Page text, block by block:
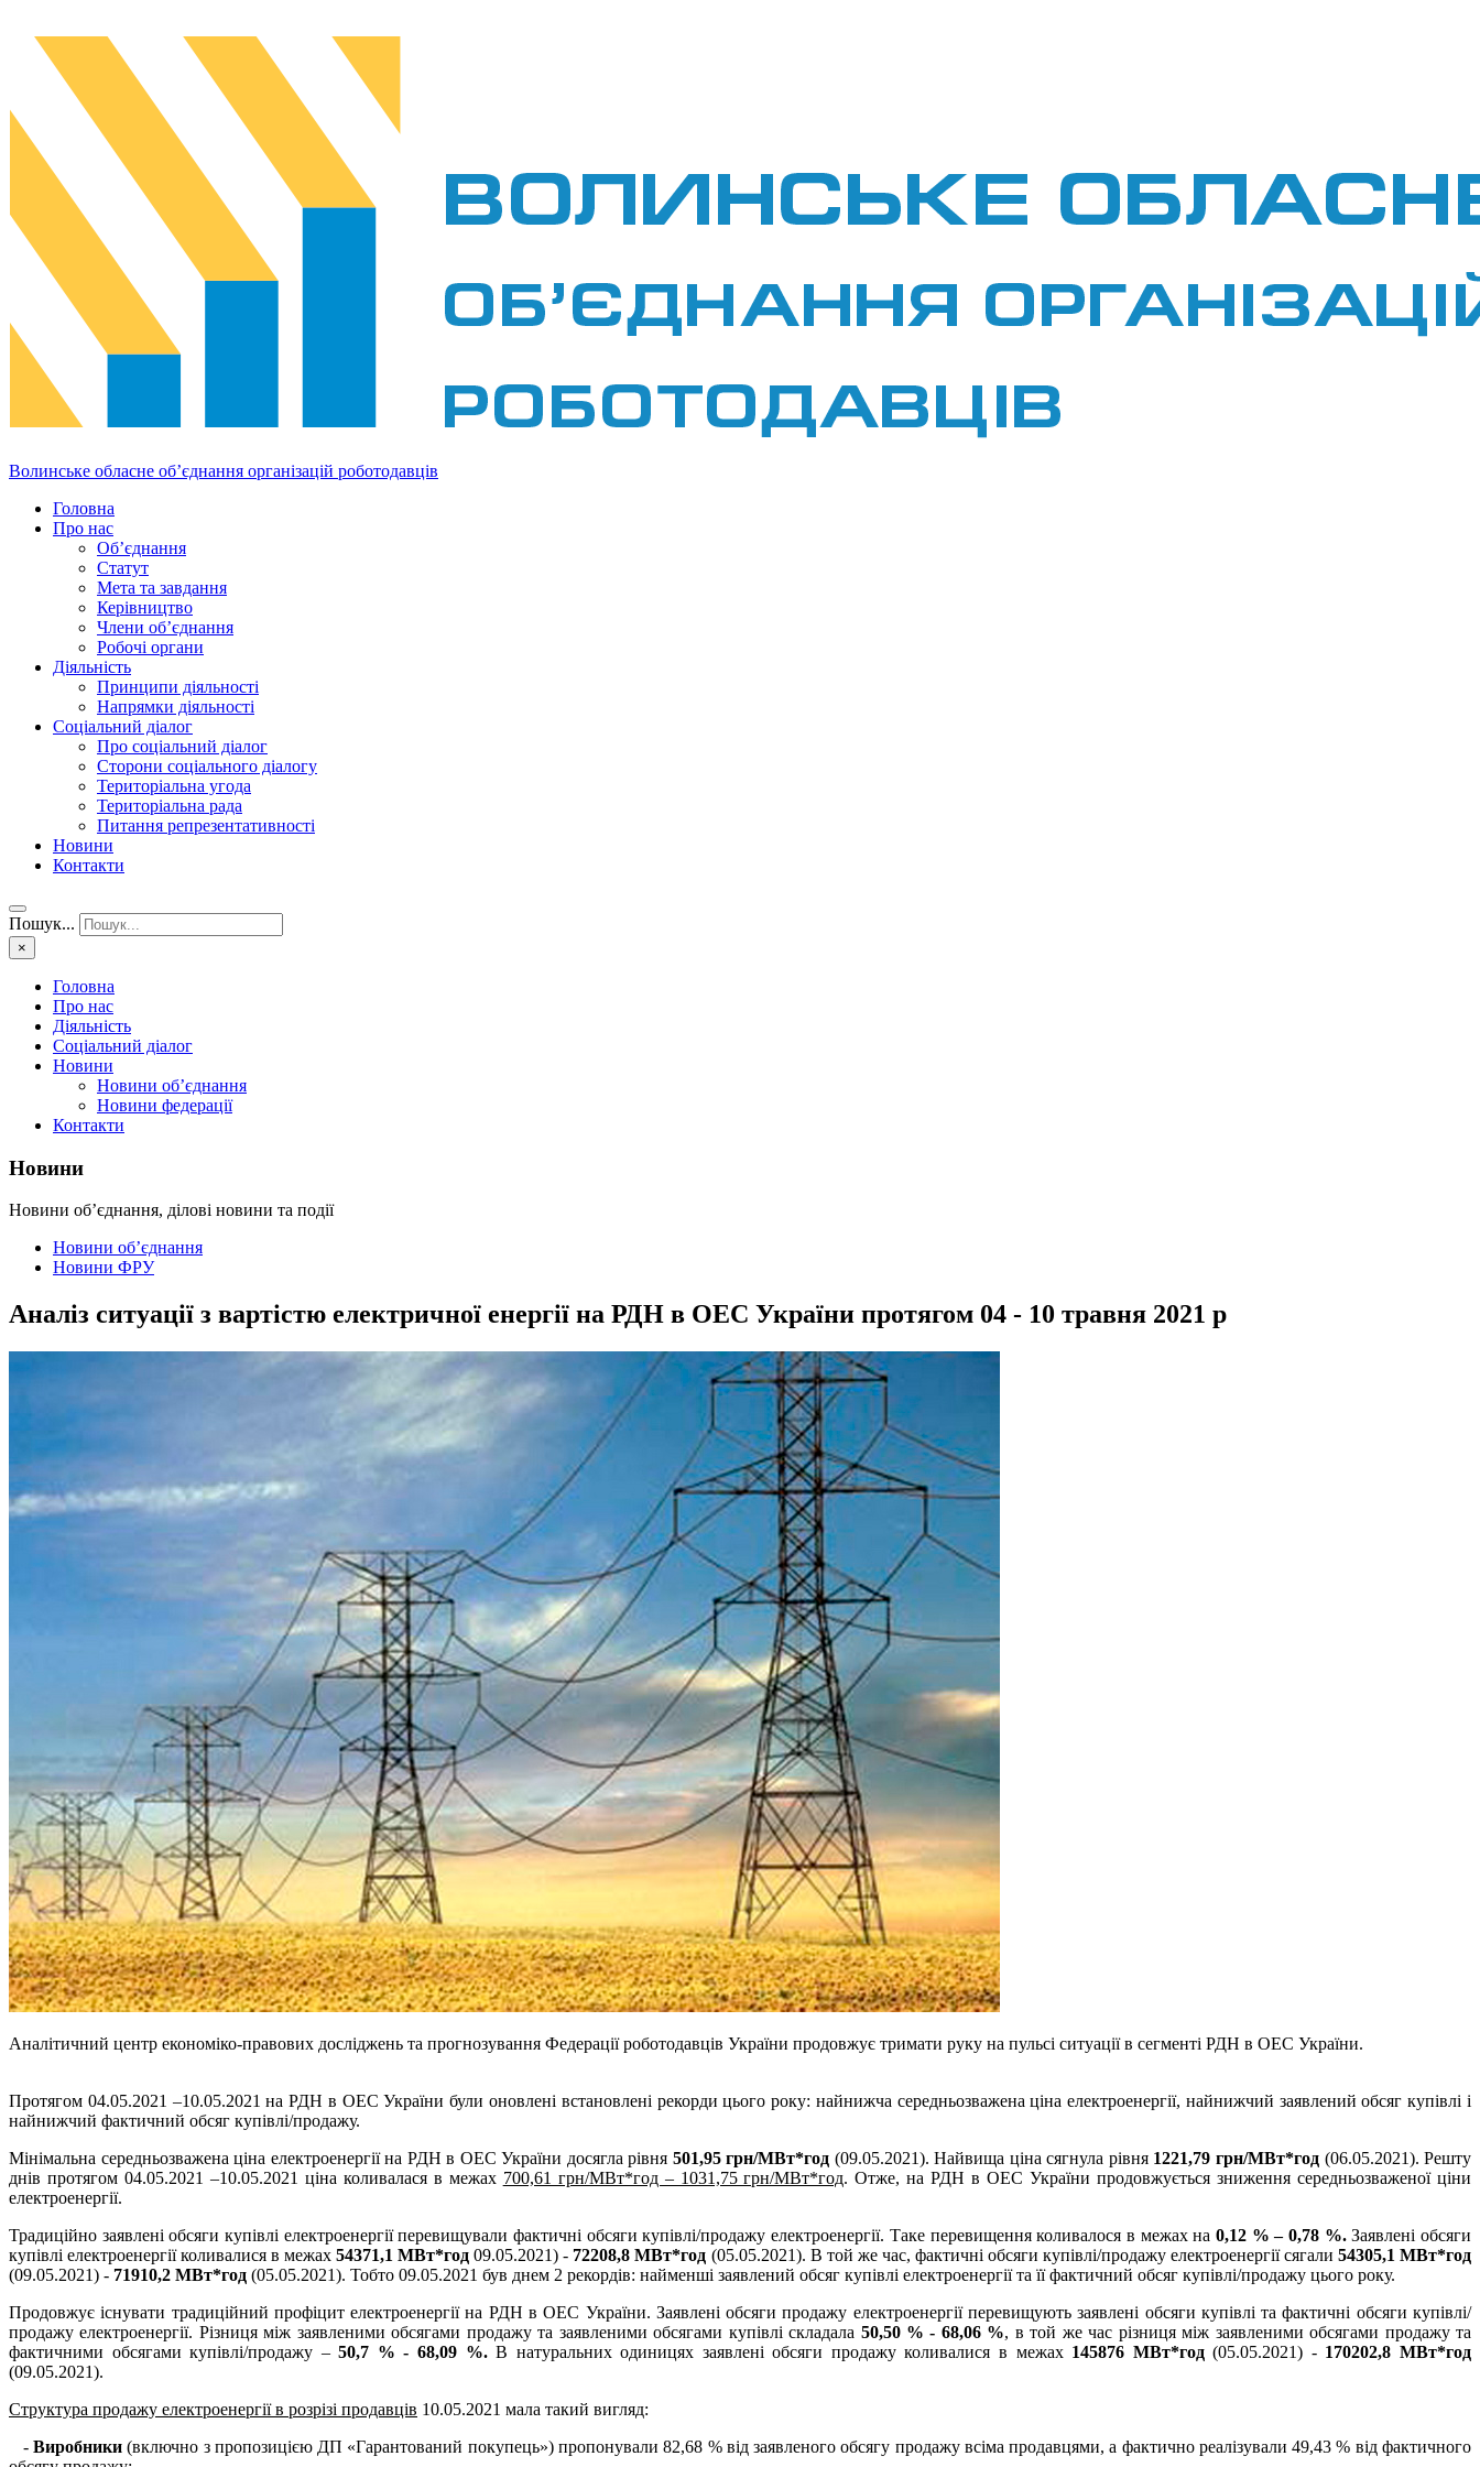
Волинське обласне об’єднання організацій роботодавців
Головна
Про нас
Об’єднання
Статут
Мета та завдання
Керівництво
Члени об’єднання
Робочі органи
Діяльність
Принципи діяльності
Напрямки діяльності
Соціальний діалог
Про соціальний діалог
Сторони соціального діалогу
Територіальна угода
Територіальна рада
Питання репрезентативності
Новини
Контакти
Пошук...
×
Головна
Про нас
Діяльність
Соціальний діалог
Новини
Новини об’єднання
Новини федерації
Контакти
Новини
Новини об’єднання, ділові новини та події
Новини об’єднання
Новини ФРУ
Аналіз ситуації з вартістю електричної енергії на РДН в ОЕС України протягом 04 - 10 травня 2021 р
Аналітичний центр економіко-правових досліджень та прогнозування Федерації роботодавців України продовжує тримати руку на пульсі ситуації в сегменті РДН в ОЕС України.
Протягом 04.05.2021 –10.05.2021 на РДН в ОЕС України були оновлені встановлені рекорди цього року: найнижча середньозважена ціна електроенергії, найнижчий заявлений обсяг купівлі і
найнижчий фактичний обсяг купівлі/продажу.
Мінімальна середньозважена ціна електроенергії на РДН в ОЕС України досягла рівня 501,95 грн/МВт*год (09.05.2021). Найвища ціна сягнула рівня 1221,79 грн/МВт*год(06.05.2021). Решту
днів протягом 04.05.2021 –10.05.2021 ціна коливалася в межах 700,61 грн/МВт*год – 1031,75 грн/МВт*год. Отже, на РДН в ОЕС України продовжується зниження середньозваженої ціни
електроенергії.
Традиційно заявлені обсяги купівлі електроенергії перевищували фактичні обсяги купівлі/продажу електроенергії. Таке перевищення коливалося в межах на 0,12 % – 0,78 %.Заявлені обсяги
купівлі електроенергії коливалися в межах54371,1 МВт*год 09.05.2021) - 72208,8 МВт*год (05.05.2021). В той же час, фактичні обсяги купівлі/продажу електроенергії сягали 54305,1 МВт*год
(09.05.2021) - 71910,2 МВт*год (05.05.2021). Тобто 09.05.2021 був днем 2 рекордів: найменші заявлений обсяг купівлі електроенергії та її фактичний обсяг купівлі/продажу цього року.
Продовжує існувати традиційний профіцит електроенергії на РДН в ОЕС України. Заявлені обсяги продажу електроенергії перевищують заявлені обсяги купівлі та фактичні обсяги купівлі/
продажу електроенергії. Різниця між заявленими обсягами продажу та заявленими обсягами купівлі складала 50,50 % - 68,06 %, в той же час різниця між заявленими обсягами продажу та
фактичними обсягами купівлі/продажу –50,7 % - 68,09 %.В натуральних одиницях заявлені обсяги продажу коливалися в межах 145876 МВт*год(05.05.2021) - 170202,8 МВт*год
(09.05.2021).
Структура продажу електроенергії в розрізі продавців 10.05.2021 мала такий вигляд:
-Виробники (включно з пропозицією ДП «Гарантований покупець») пропонували 82,68 % від заявленого обсягу продажу всіма продавцями, а фактично реалізували 49,43 % від фактичного